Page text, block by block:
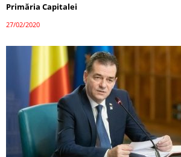
Primăria Capitalei
27/02/2020